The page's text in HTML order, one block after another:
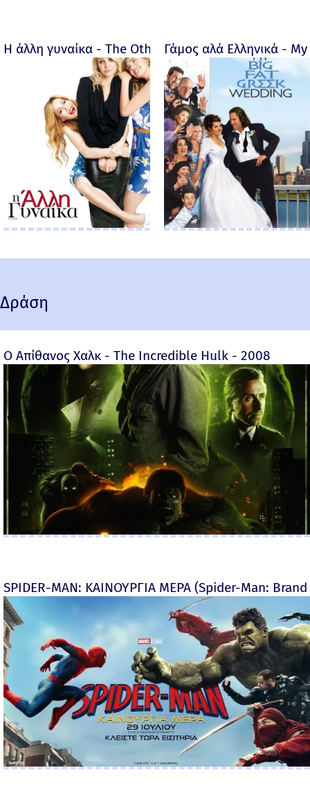
Η άλλη γυναίκα - The Other Woman – 2014
Γάμος αλά Ελληνικά -
Δράση
Ο Απίθανος Χαλκ - The Incredible Hulk - 2008
SPIDER-MAN: ΚΑΙΝΟΥΡΓΙΑ ΜΕΡΑ (Spider-Man: